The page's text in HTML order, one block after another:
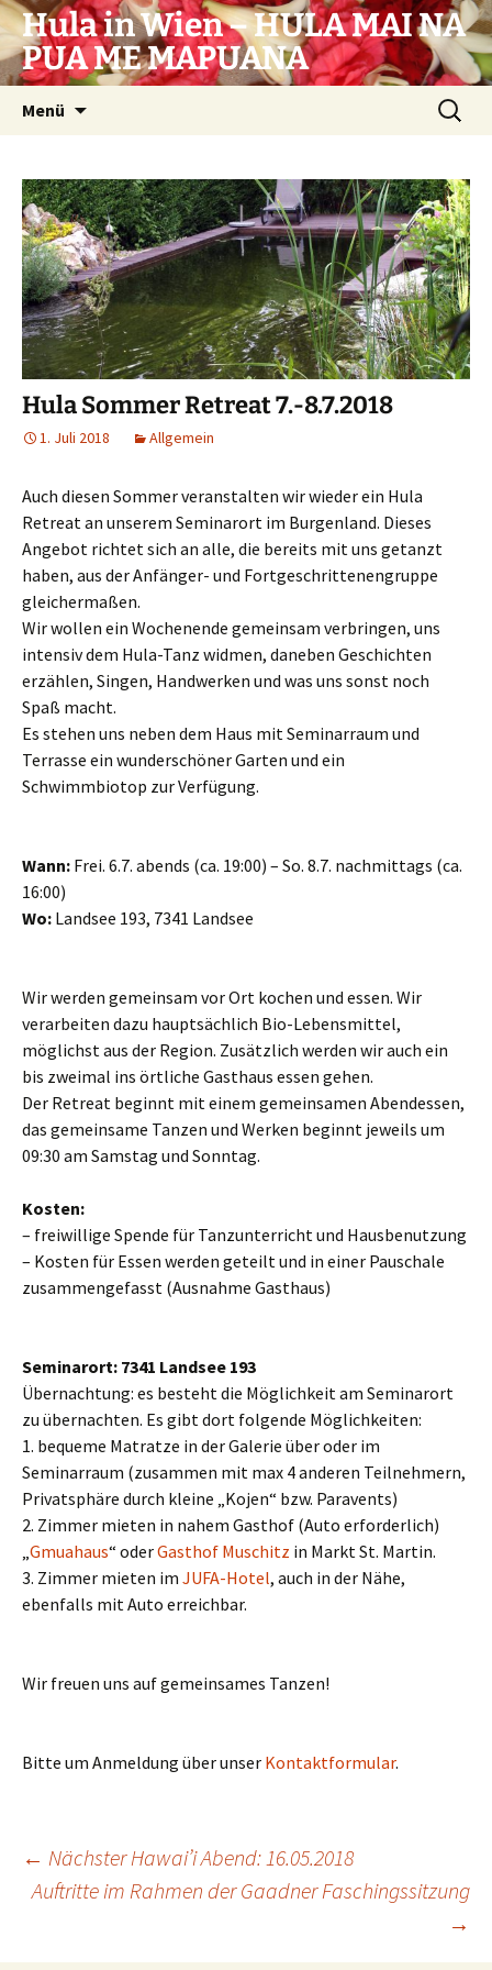
Zum
Inhalt
springen
Hula in Wien – HULA MAI NA
PUA ME MAPUANA
Menü
Suchen
nach:
Hula Sommer Retreat 7.-8.7.2018
1. Juli 2018 Allgemein
Auch diesen Sommer veranstalten wir wieder ein Hula
Retreat an unserem Seminarort im Burgenland. Dieses
Angebot richtet sich an alle, die bereits mit uns getanzt
haben, aus der Anfänger- und Fortgeschrittenengruppe
gleichermaßen.
Wir wollen ein Wochenende gemeinsam verbringen, uns
intensiv dem Hula-Tanz widmen, daneben Geschichten
erzählen, Singen, Handwerken und was uns sonst noch
Spaß macht.
Es stehen uns neben dem Haus mit Seminarraum und
Terrasse ein wunderschöner Garten und ein
Schwimmbiotop zur Verfügung.
Wann: Frei. 6.7. abends (ca. 19:00) – So. 8.7. nachmittags (ca.
16:00)
Wo: Landsee 193, 7341 Landsee
Wir werden gemeinsam vor Ort kochen und essen. Wir
verarbeiten dazu hauptsächlich Bio-Lebensmittel,
möglichst aus der Region. Zusätzlich werden wir auch ein
bis zweimal ins örtliche Gasthaus essen gehen.
Der Retreat beginnt mit einem gemeinsamen Abendessen,
das gemeinsame Tanzen und Werken beginnt jeweils um
09:30 am Samstag und Sonntag.
Kosten:
– freiwillige Spende für Tanzunterricht und Hausbenutzung
– Kosten für Essen werden geteilt und in einer Pauschale
zusammengefasst (Ausnahme Gasthaus)
Seminarort: 7341 Landsee 193
Übernachtung: es besteht die Möglichkeit am Seminarort
zu übernachten. Es gibt dort folgende Möglichkeiten:
1. bequeme Matratze in der Galerie über oder im
Seminarraum (zusammen mit max 4 anderen Teilnehmern,
Privatsphäre durch kleine „Kojen“ bzw. Paravents)
2. Zimmer mieten in nahem Gasthof (Auto erforderlich)
„Gmuahaus“ oderGasthof Muschitz in Markt St. Martin.
3. Zimmer mieten im JUFA-Hotel, auch in der Nähe,
ebenfalls mit Auto erreichbar.
Wir freuen uns auf gemeinsames Tanzen!
Bitte um Anmeldung über unser Kontaktformular.
Beitragsnavigation
← Nächster Hawai’i Abend: 16.05.2018
Auftritte im Rahmen der Gaadner Faschingssitzung
→